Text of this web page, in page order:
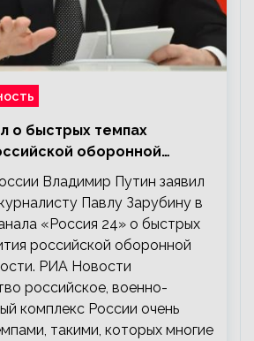
о быстрых темпах
оборонной
Владимир Путин заявил
Павлу Зарубину в
«Россия 24» о быстрых
российской оборонной
РИА Новости
российское, военно-
комплекс России очень
такими, которых многие